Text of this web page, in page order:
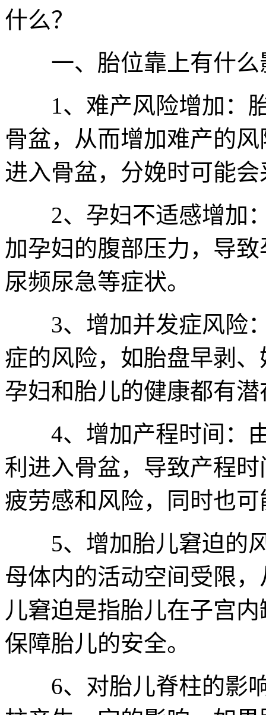
什么？
一、胎位靠上有什么
1、难产风险增加：胎
骨盆，从而增加难产的
进入骨盆，分娩时可能
2、孕妇不适感增加：
加孕妇的腹部压力，导
尿频尿急等症状。
3、增加并发症风险：
症的风险，如胎盘早剥
孕妇和胎儿的健康都有
4、增加产程时间：由
利进入骨盆，导致产程
疲劳感和风险，同时也
5、增加胎儿窘迫的风
母体内的活动空间受限
儿窘迫是指胎儿在子宫
保障胎儿的安全。
6、对胎儿脊柱的影响